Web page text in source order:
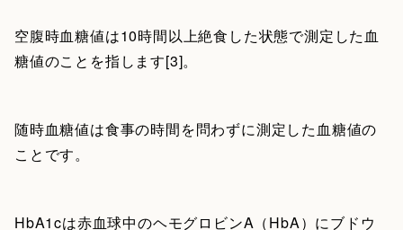
空腹時血糖値は10時間以上絶食した状態で測定した血
糖値のことを指します[3]。
随時血糖値は食事の時間を問わずに測定した血糖値の
ことです。
HbA1cは赤血球中のヘモグロビンA（HbA）にブドウ